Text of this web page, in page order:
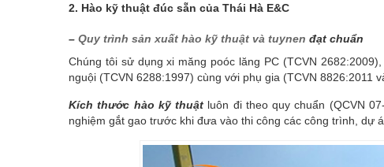
2. Hào kỹ thuật đúc sẵn của Thái Hà E&C
– Quy trình sản xuất hào kỹ thuật và tuynen đạt chuẩn
Chúng tôi sử dụng xi măng poóc lăng PC (TCVN
nguội (TCVN 6288:1997) cùng với phụ gia (TCVN
Kích thước hào kỹ thuật luôn đi theo quy chuẩn (QCVN
nghiệm gắt gao trước khi đưa vào thi công các công trình, dự